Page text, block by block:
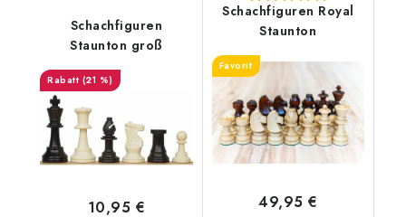
Schachfiguren
Staunton groß
(21 %)
10,95 €
Schachfiguren Royal
Staunton
Favorit
49,95 €